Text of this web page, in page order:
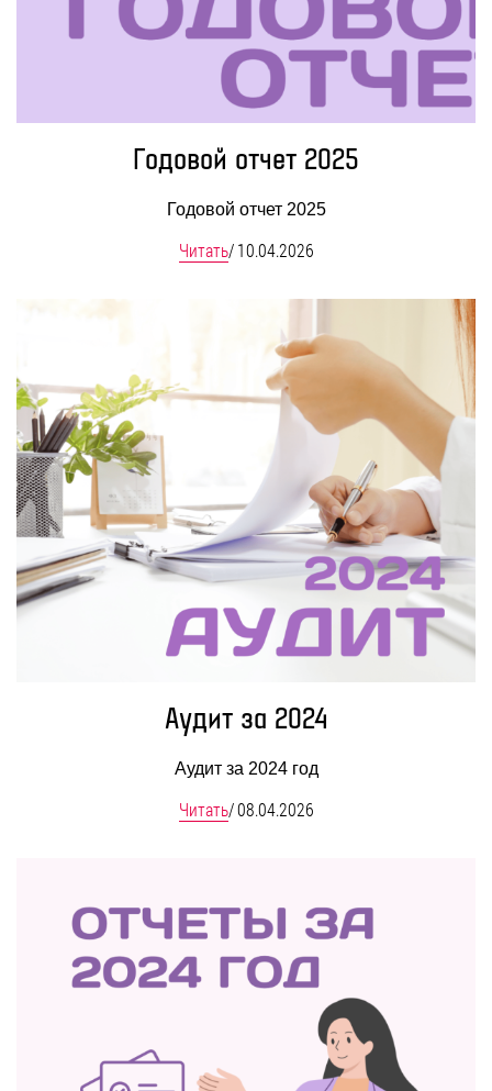
Годовой отчет 2025
Годовой отчет 2025
Читать/ 10.04.2026
Аудит за 2024
Аудит за 2024 год
Читать/08.04.2026